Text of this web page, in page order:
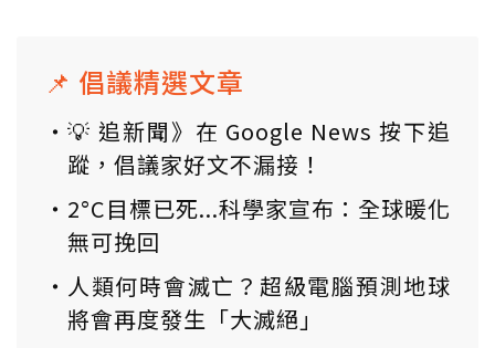
📌 倡議精選文章
💡 追新聞》在 Google News 按下追
蹤，倡議家好文不漏接！
2°C目標已死...科學家宣布：全球暖化
無可挽回
人類何時會滅亡？超級電腦預測地球
將會再度發生「大滅絕」